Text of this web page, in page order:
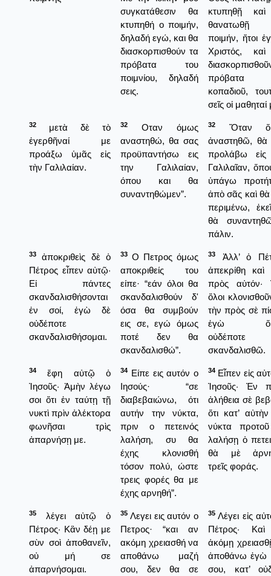
συγκατάθεσιν θα
κτυπηθή ο ποιμήν,
δηλαδή εγώ, και θα
διασκορπισθούν τα
πρόβατα του
ποιμνίου, δηλαδή
σεις.
κτυπηθῇ
ποιμήν, ἤτοι
Χριστός,
πρόβατα
κοπαδιοῦ,
σεῖς οἱ
32
μετὰ δὲ τὸ
ἐγερθῆναί με
προάξω ὑμᾶς εἰς
τὴν Γαλιλαίαν.
32
Οταν όμως
αναστηθώ, θα σας
προϋπαντήσω εις
την Γαλιλαίαν,
όπου και θα
συναντηθώμεν”.
32
Ὅταν
ἀναστηθῶ, θὰ
προλάβω εἰς
Γαλιλαῖαν,
ὑπάγω
ἀπὸ σᾶς καὶ
περιμένω,
θὰ
πάλιν.
33
ἀποκριθεὶς δὲ ὁ
Πέτρος εἶπεν αὐτῷ·
Εἰ πάντες
σκανδαλισθήσονται
ἐν σοί, ἐγὼ δὲ
οὐδέποτε
σκανδαλισθήσομαι.
33 Ο Πετρος όμως
αποκριθείς του
είπε· “εάν όλοι θα
σκανδαλισθούν δ'
όσα θα συμβούν
εις σε, εγώ όμως
ποτέ δεν θα
σκανδαλισθώ”.
33
Ἀλλ’ ὁ
ἀπεκρίθη καὶ
πρὸς αὐτόν·
ὅλοι
τὴν πρὸς σὲ
ἐγὼ
οὐδέποτε
σκανδαλισθῶ.
34
ἔφη αὐτῷ ὁ
Ἰησοῦς· Ἀμὴν λέγω
σοι ὅτι ἐν ταύτῃ τῇ
νυκτὶ πρὶν ἀλέκτορα
φωνῆσαι τρὶς
ἀπαρνήσῃ με.
34 Είπε εις αυτόν ο
Ιησούς· “σε
διαβεβαιώνω, ότι
αυτήν την νύκτα,
πριν ο πετεινός
λαλήση, συ θα
έχης κλονισθή
τόσον πολύ, ώστε
τρεις φορές θα με
έχης αρνηθή”.
34 Εἶπεν εἰς
Ἰησοῦς· Ἐν
ἀλήθεια σὲ
ὅτι κατ’
νύκτα
λαλήσῃ ὁ
θὰ μὲ
τρεῖς φοράς.
35
λέγει αὐτῷ ὁ
Πέτρος· Κἂν δέῃ με
σὺν σοὶ ἀποθανεῖν,
οὐ μή σε
ἀπαρνήσομαι.
35 Λεγει εις αυτόν ο
Πετρος· “και αν
ακόμη χρειασθή να
αποθάνω μαζή
σου, δεν θα σε
35 Λέγει εἰς
Πέτρος·
ἀκόμῃ
ἀποθάνω ἐγὼ
σου, κατ’